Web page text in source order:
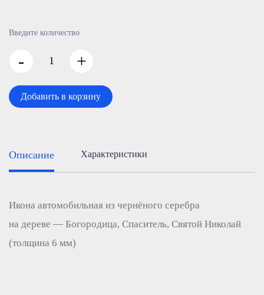
Введите количество
- +
Добавить в корзину
Описание Характеристики
Икона автомобильная из чернёного серебра
на дереве — Богородица, Спаситель, Святой Николай
(толщина 6 мм)